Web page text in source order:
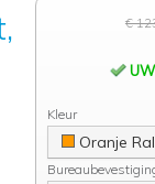
€
Kleur
Oranje